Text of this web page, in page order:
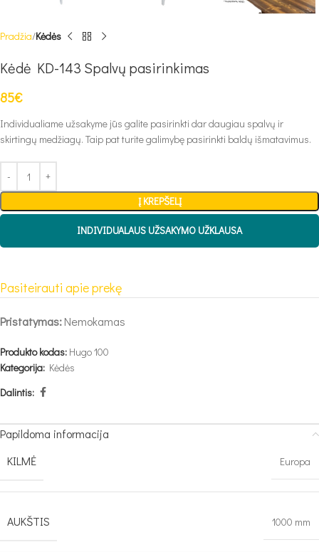
Pradžia Kėdės
Kėdė KD-143 Spalvų pasirinkimas
85€
Individualiame užsakyme jūs galite pasirinkti dar daugiau spalvų ir
skirtingų medžiagų. Taip pat turite galimybę pasirinkti baldų išmatavimus.
Į KREPŠELĮ
INDIVIDUALAUS UŽSAKYMO UŽKLAUSA
Pasiteirauti apie prekę
Pristatymas:Nemokamas
Produkto kodas: Hugo 100
Kategorija: Kėdės
Dalintis:
Papildoma informacija
KILMĖ
Europa
AUKŠTIS 1000 mm